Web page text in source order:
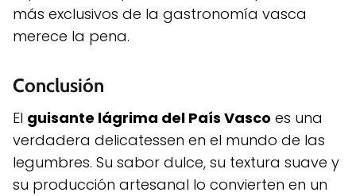
más exclusivos de la gastronomía vasca
merece la pena.
Conclusión
El guisante lágrima del País Vasco es una
verdadera delicatessen en el mundo de las
legumbres. Su sabor dulce, su textura suave y
su producción artesanal lo convierten en un